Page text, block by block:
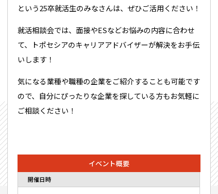
という25卒就活生のみなさんは、ぜひご活用ください！
就活相談会では、面接やESなどお悩みの内容に合わせ
て、トポセシアのキャリアアドバイザーが解決をお手伝
いします！
気になる業種や職種の企業をご紹介することも可能です
ので、自分にぴったりな企業を探している方もお気軽に
ご相談ください！
イベント概要
開催日時